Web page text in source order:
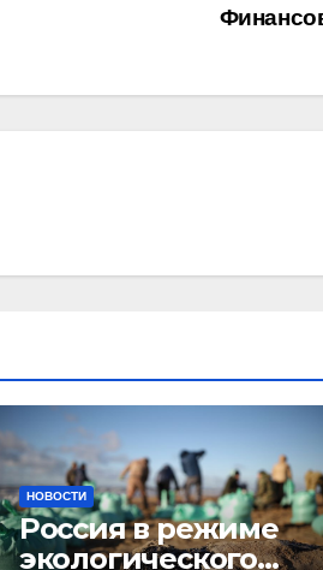
НОВОСТИ
Россия в режиме
экологического